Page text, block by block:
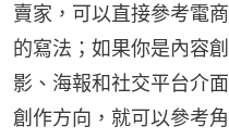
賣家，可以直接參考電
的寫法；如果你是內容
影、海報和社交平台介
創作方向，就可以參考